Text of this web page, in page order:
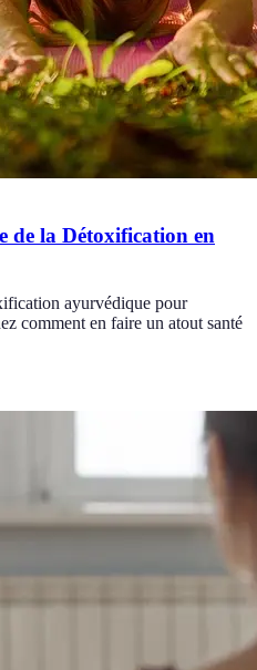
de la Détoxification en
ayurvédique pour
comment en faire un atout santé